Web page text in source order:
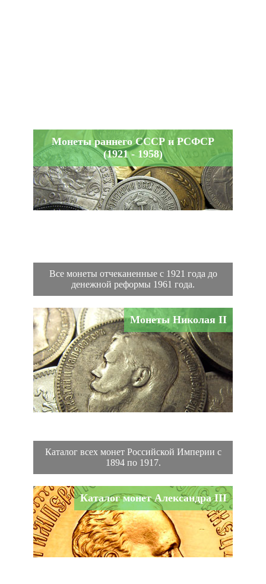
Монеты раннего СССР и РСФСР
(1921 - 1958)
Все монеты отчеканенные с 1921 года до
денежной реформы 1961 года.
Монеты Николая II
Каталог всех монет Российской Империи с
1894 по 1917.
Каталог монет Александра III